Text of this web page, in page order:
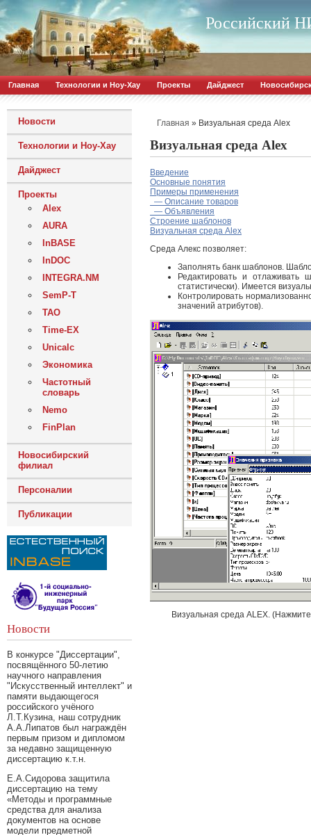
Российский
Главная Технологии и Ноу-Хау Проекты Дайджест
Новости
Технологии и Ноу-Хау
Дайджест
Проекты
Alex
AURA
InBASE
InDOC
INTEGRA.NM
SemP-T
ТАО
Time-EX
Unicalc
Экономика
Частотный
словарь
Nemo
FinPlan
Новосибирский
филиал
Персоналии
Публикации
Новости
В конкурсе "Диссертации",
посвящённого 50-летию
научного направления
"Искусственный интеллект" и
памяти выдающегося
российского учёного
Л.Т.Кузина, наш сотрудник
А.А.Липатов был награждён
первым призом и дипломом
за недавно защищенную
диссертацию к.т.н.
Е.А.Сидорова защитила
диссертацию на тему
«Методы и программные
средства для анализа
документов на основе
модели предметной
Главная » Визуальная среда Alex
Визуальная среда Alex
Введение
Основные понятия
Примеры применения
— Описание товаров
— Объявления
Строение шаблонов
Визуальная среда Alex
Среда Алекс позволяет:
Заполнять банк шаблонов.
Редактировать и
статистически). Имеется
Контролировать
значений атрибутов).
Визуальная среда ALEX.